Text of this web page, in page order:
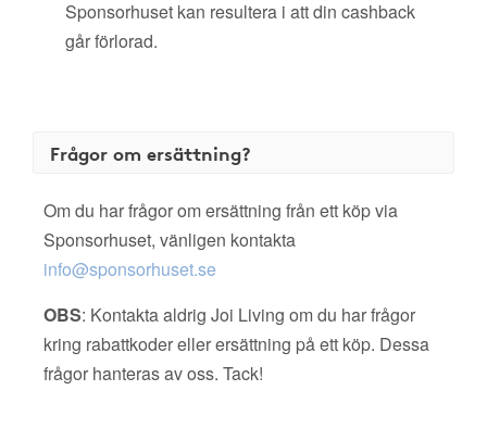
Sponsorhuset kan resultera i att din cashback
går förlorad.
Frågor om ersättning?
Om du har frågor om ersättning från ett köp via
Sponsorhuset, vänligen kontakta
info@sponsorhuset.se
OBS: Kontakta aldrig Joi Living om du har frågor
kring rabattkoder eller ersättning på ett köp. Dessa
frågor hanteras av oss. Tack!